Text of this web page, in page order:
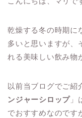
乾燥する冬の時期に
多いと思いますが、
れる美味しい飲み物
以前当ブログでご紹
ンジャーシロップ 」
でおすすめなのです